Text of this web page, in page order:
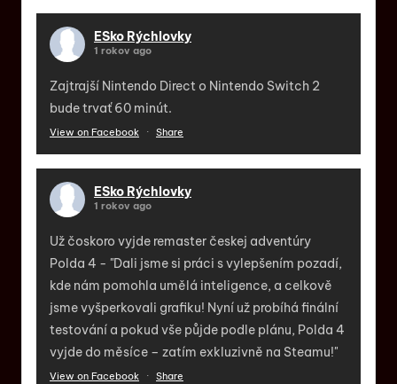
ESko Rýchlovky
1 rokov ago
Zajtrajší Nintendo Direct o Nintendo Switch 2
bude trvať 60 minút.
View on Facebook · Share
ESko Rýchlovky
1 rokov ago
Už čoskoro vyjde remaster českej adventúry
Polda 4 - "Dali jsme si práci s vylepšením pozadí,
kde nám pomohla umělá inteligence, a celkově
jsme vyšperkovali grafiku! Nyní už probíhá finální
testování a pokud vše půjde podle plánu, Polda 4
vyjde do měsíce – zatím exkluzivně na Steamu!"
View on Facebook · Share